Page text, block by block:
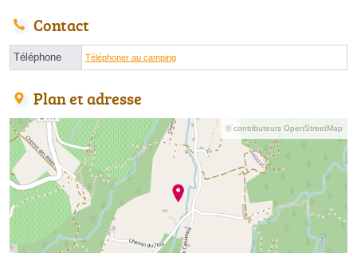
Contact
Téléphone Téléphoner au camping
Plan et adresse
© contributeurs OpenStreetMap